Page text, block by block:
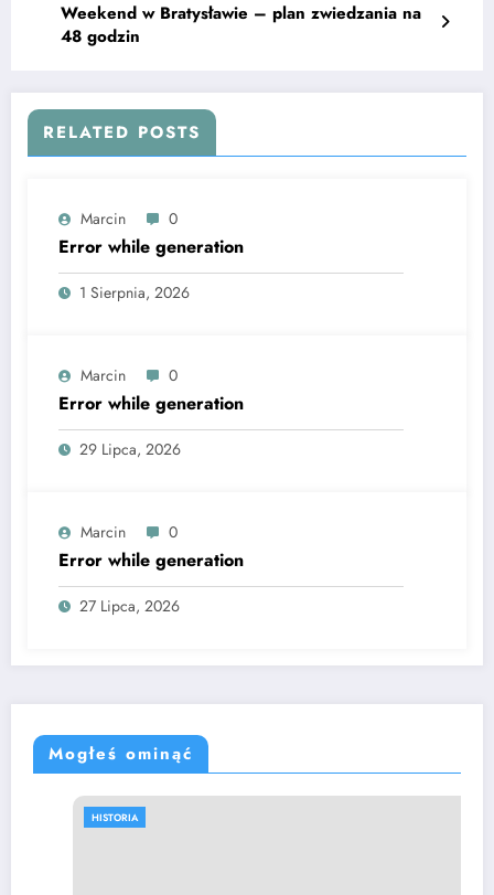
Weekend w Bratysławie – plan zwiedzania na
48 godzin
RELATED POSTS
Marcin 0
Error while generation
1 Sierpnia, 2026
Marcin 0
Error while generation
29 Lipca, 2026
Marcin 0
Error while generation
27 Lipca, 2026
Mogłeś ominąć
HISTORIA